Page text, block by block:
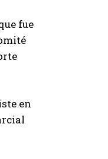
fue
en